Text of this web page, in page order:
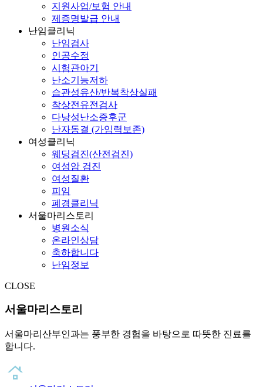
지원사업/보험 안내
제증명발급 안내
난임클리닉
난임검사
인공수정
시험관아기
난소기능저하
습관성유산/반복착상실패
착상전유전검사
다낭성난소증후군
난자동결 (가임력보존)
여성클리닉
웨딩검진(산전검진)
여성암 검진
여성질환
피임
폐경클리닉
서울마리스토리
병원소식
온라인상담
축하합니다
난임정보
CLOSE
서울마리스토리
서울마리산부인과는 풍부한 경험을 바탕으로 따뜻한 진료를
합니다.